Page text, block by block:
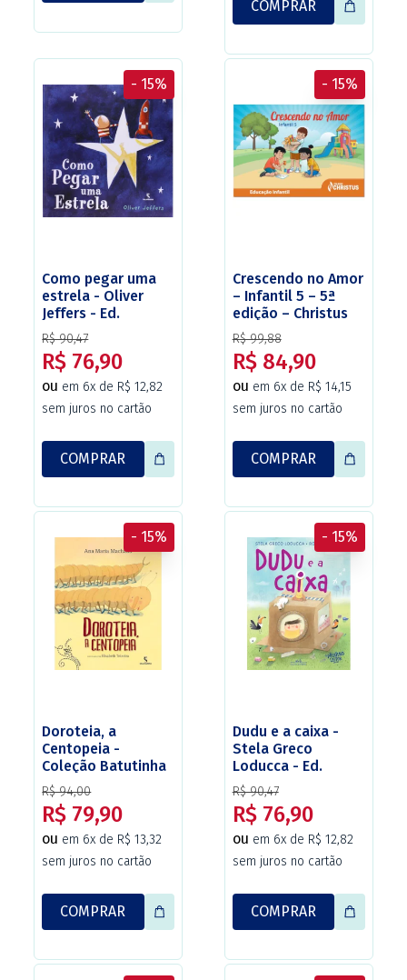
COMPRAR
Como pegar uma
estrela - Oliver
Jeffers - Ed.
Salamandra
R$ 90,47
R$ 76,90
ou em 6x de R$ 12,82
sem juros no cartão
- 15%
COMPRAR
Crescendo no Amor
– Infantil 5 – 5ª
edição – Christus
R$ 99,88
R$ 84,90
ou em 6x de R$ 14,15
sem juros no cartão
- 15%
COMPRAR
Doroteia, a
Centopeia -
Coleção Batutinha
– Ed. Salamandra
R$ 94,00
R$ 79,90
ou em 6x de R$ 13,32
sem juros no cartão
- 15%
COMPRAR
Dudu e a caixa -
Stela Greco
Loducca - Ed.
Companhia das
Letrinhas
R$ 90,47
R$ 76,90
ou em 6x de R$ 12,82
sem juros no cartão
- 15%
COMPRAR